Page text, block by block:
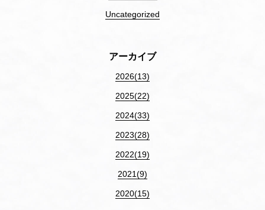
Uncategorized
アーカイブ
2026(13)
2025(22)
2024(33)
2023(28)
2022(19)
2021(9)
2020(15)